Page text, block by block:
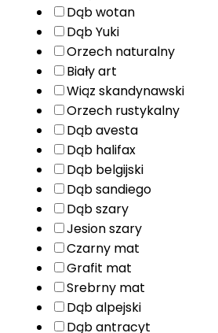
Dąb wotan
Dąb Yuki
Orzech naturalny
Biały art
Wiąz skandynawski
Orzech rustykalny
Dąb avesta
Dąb halifax
Dąb belgijski
Dąb sandiego
Dąb szary
Jesion szary
Czarny mat
Grafit mat
Srebrny mat
Dąb alpejski
Dąb antracyt